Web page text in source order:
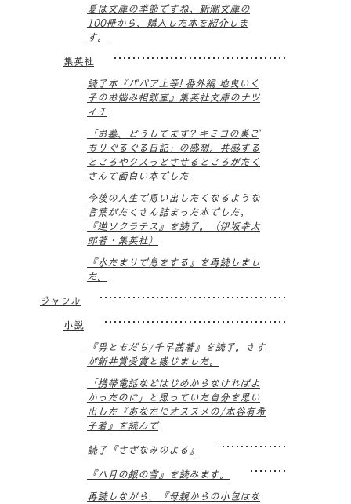
夏は文庫の季節ですね。新潮文庫の
100冊から、購入した本を紹介しま
す。
集英社
読了本『ババア上等! 番外編 地曳いく
子のお悩み相談室』集英社文庫のナツ
イチ
「お墓、どうしてます? キミコの巣ご
もりぐるぐる日記」の感想。共感する
ところやクスっとさせるところがたく
さんで面白い本でした
今後の人生で思い出したくなるような
言葉がたくさん詰まった本でした。
『逆ソクラテス』を読了。（伊坂幸太
郎著・集英社）
『水たまりで息をする』を再読しまし
た。
ジャンル
小説
『男ともだち/千早茜著』を読了。さす
が新井賞受賞と感じました。
「携帯電話などはじめからなければよ
かったのに」と思っていた自分を思い
出した『あなたにオススメの/本谷有希
子著』を読んで
読了『さざなみのよる』
『八月の銀の雪』を読みます。
再読しながら、『母親からの小包はな